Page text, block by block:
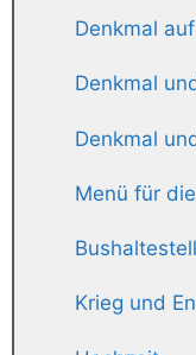
Denkmal
Denkmal
Denkmal
Menü für
Krieg und